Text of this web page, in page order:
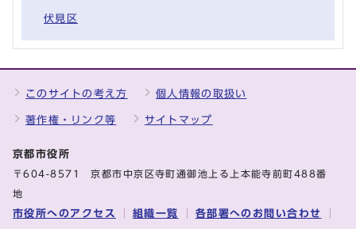
伏見区
このサイトの考え方 個人情報の取扱い
著作権・リンク等 サイトマップ
京都市役所
〒604-8571 京都市中京区寺町通御池上る上本能寺前町488番
地
市役所へのアクセス 組織一覧 各部署へのお問い合わせ